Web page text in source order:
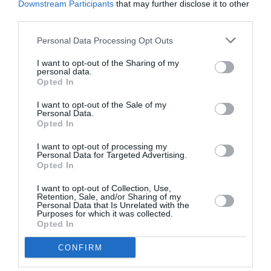
Downstream Participants that may further disclose it to other
Personal Data Processing Opt Outs
I want to opt-out of the Sharing of my
personal data.
Opted In
I want to opt-out of the Sale of my
Personal Data.
Opted In
I want to opt-out of processing my
Personal Data for Targeted Advertising.
Opted In
I want to opt-out of Collection, Use,
Retention, Sale, and/or Sharing of my
Personal Data that Is Unrelated with the
Purposes for which it was collected.
Opted In
CONFIRM
făcut o figură frumoasă până la urmă.”
Andi Rădiu
Articolul anterior
Rostul presei şi al proştilor în societate
Următorul articol
Cătălin Dragomir, 22 de ani, electrocutat
mortal la furat cupru în Agrigento / al
şaptelea mort în 2013